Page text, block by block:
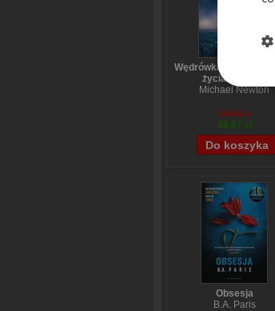
Wędrówka dusz
życia po życiu
Michael Newton
59,84 zł
48,07 zł
Obsesja
B.A. Paris